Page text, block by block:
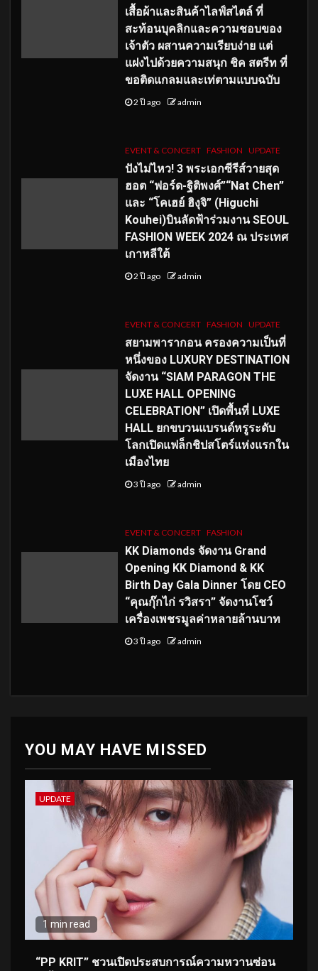
เสื้อผ้าและสินค้าไลฟ์สไตล์ ที่
สะท้อนบุคลิกและความชอบของ
เจ้าตัว ผสานความเรียบง่าย แต่
แฝงไปด้วยความสนุก ชิค สตรีท ที่
ขอติดแกลมและเท่ตามแบบฉบับ
2 ปี ago admin
EVENT & CONCERT FASHION UPDATE
ปังไม่ไหว! 3 พระเอกซีรีส์วายสุด
ฮอต “ฟอร์ด-ฐิติพงศ์”“Nat Chen”
และ “โคเฮย์ ฮิงุจิ” (Higuchi
Kouhei)บินลัดฟ้าร่วมงาน SEOUL
FASHION WEEK 2024 ณ ประเทศ
เกาหลีใต้
2 ปี ago admin
EVENT & CONCERT FASHION UPDATE
สยามพารากอน ครองความเป็นที่
หนึ่งของ LUXURY DESTINATION
จัดงาน “SIAM PARAGON THE
LUXE HALL OPENING
CELEBRATION” เปิดพื้นที่ LUXE
HALL ยกขบวนแบรนด์หรูระดับ
โลกเปิดแฟล็กชิปสโตร์แห่งแรกใน
เมืองไทย
3 ปี ago admin
EVENT & CONCERT FASHION
KK Diamonds จัดงาน Grand
Opening KK Diamond & KK
Birth Day Gala Dinner โดย CEO
“คุณกุ๊กไก่ รวิสรา” จัดงานโชว์
เครื่องเพชรมูลค่าหลายล้านบาท
3 ปี ago admin
YOU MAY HAVE MISSED
UPDATE
1 min read
“PP KRIT” ชวนเปิดประสบการณ์ความหวานซ่อน